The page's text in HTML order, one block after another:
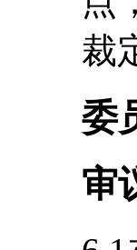
裁
委
审